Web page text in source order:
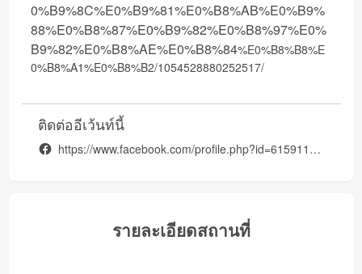
0%B9%8C%E0%B9%81%E0%B8%AB%E0%B9%
88%E0%B8%87%E0%B9%82%E0%B8%97%E0%
B9%82%E0%B8%AE%E0%B8%84%E0%B8%B8%E
0%B8%A1%E0%B8%B2/1054528880252517/
ติดต่ออีเว้นท์นี้
https://www.facebook.com/profile.php?id=61591116414816
รายละเอียดสถานที่